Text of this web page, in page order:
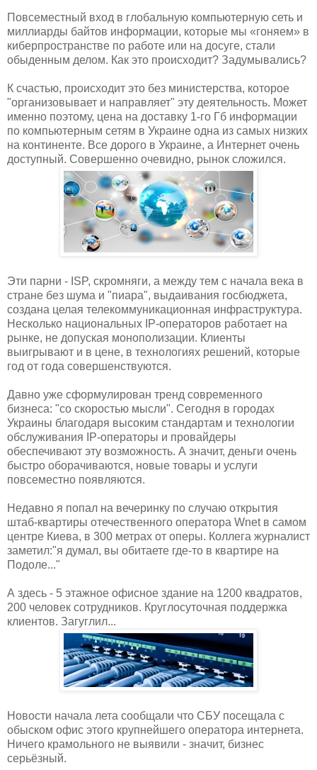
Повсеместный вход в глобальную компьютерную сеть и
миллиарды байтов информации, которые мы «гоняем» в
киберпространстве по работе или на досуге, стали
обыденным делом. Как это происходит? Задумывались?
К счастью, происходит это без министерства, которое
"организовывает и направляет" эту деятельность. Может
именно поэтому, цена на доставку 1-го Гб информации
по компьютерным сетям в Украине одна из самых низких
на континенте. Все дорого в Украине, а Интернет очень
доступный. Совершенно очевидно, рынок сложился.
Эти парни - ISP, скромняги, а между тем с начала века в
стране без шума и "пиара", выдаивания госбюджета,
создана целая телекоммуникационная инфраструктура.
Несколько национальных IP-операторов работает на
рынке, не допуская монополизации. Клиенты
выигрывают и в цене, в технологиях решений, которые
год от года совершенствуются.
Давно уже сформулирован тренд современного
бизнеса: "со скоростью мысли". Сегодня в городах
Украины благодаря высоким стандартам и технологии
обслуживания IP-операторы и провайдеры
обеспечивают эту возможность. А значит, деньги очень
быстро оборачиваются, новые товары и услуги
повсеместно появляются.
Недавно я попал на вечеринку по случаю открытия
штаб-квартиры отечественного оператора Wnet в самом
центре Киева, в 300 метрах от оперы. Коллега журналист
заметил:"я думал, вы обитаете где-то в квартире на
Подоле..."
А здесь - 5 этажное офисное здание на 1200 квадратов,
200 человек сотрудников. Круглосуточная поддержка
клиентов. Загуглил...
Новости начала лета сообщали что СБУ посещала с
обыском офис этого крупнейшего оператора интернета.
Ничего крамольного не выявили - значит, бизнес
серьёзный.